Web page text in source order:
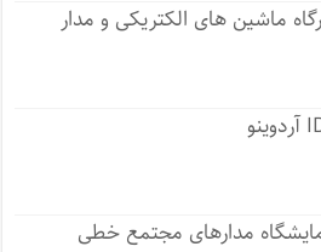
ماشین های الکتریکی و مدار
مدارهای مجتمع خطی